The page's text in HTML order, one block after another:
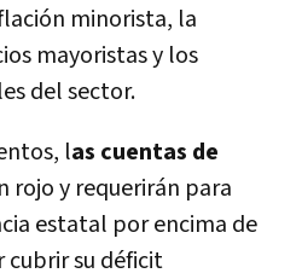
minorista, la
mayoristas y los
del sector.
las cuentas de
rojo y requerirán para
estatal por encima de
su déficit